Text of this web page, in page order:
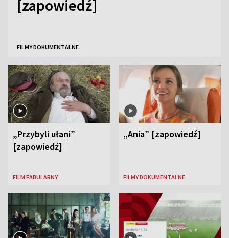
[zapowiedź]
FILMY DOKUMENTALNE
„Przybyli ułani”
[zapowiedź]
FILM FABULARNY
„Ania” [zapowiedź]
FILMY DOKUMENTALNE